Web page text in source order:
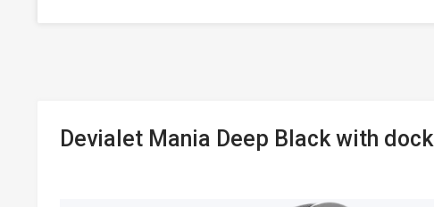
Devialet Mania Deep Black with dock